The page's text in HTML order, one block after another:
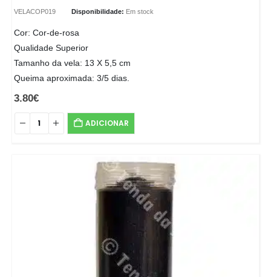
VELACOP019 Disponibilidade: Em stock
Cor: Cor-de-rosa
Qualidade Superior
Tamanho da vela: 13 X 5,5 cm
Queima aproximada: 3/5 dias.
3.80€
ADICIONAR